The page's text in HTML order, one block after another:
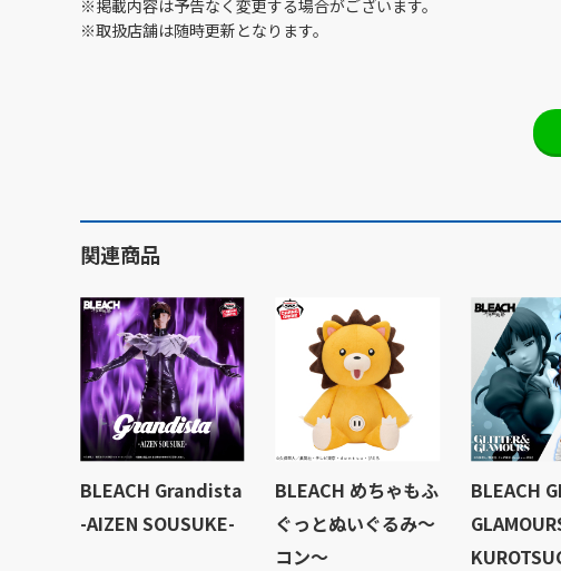
※掲載内容は予告なく変更する場合がございます。
※取扱店舗は随時更新となります。
関連商品
BLEACH Grandista
-AIZEN SOUSUKE-
BLEACH めちゃもふ
ぐっとぬいぐるみ～
コン～
BLEACH